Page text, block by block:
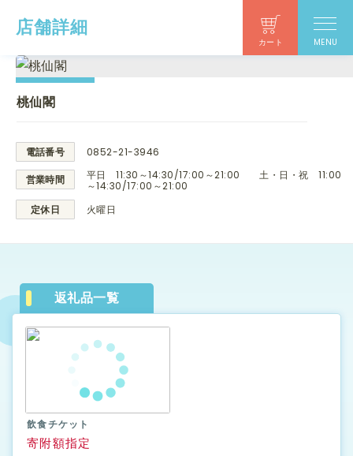
店舗詳細
カート MENU
桃仙閣
電話番号 0852-21-3946
営業時間
平日 11:30～14:30/17:00～21:00 土・日・祝 11:00
～14:30/17:00～21:00
定休日
火曜日
返礼品一覧
飲食チケット
寄附額指定